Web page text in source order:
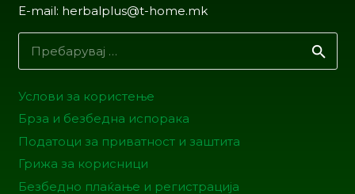
E-mail: herbalplus@t-home.mk
Услови за користење
Брза и безбедна испорака
Податоци за приватност и заштита
Грижа за корисници
Безбедно плаќање и регистрација